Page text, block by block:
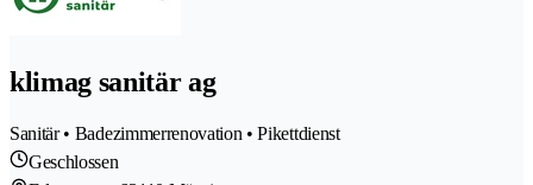
klimag sanitär ag
Sanitär • Badezimmerrenovation • Pikettdienst
Geschlossen